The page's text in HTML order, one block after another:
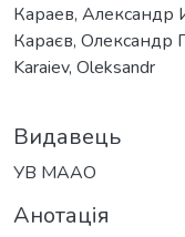
Караев, Александр
Караєв, Олександр
Karaiev, Oleksandr
Видавець
УВ МААО
Анотація